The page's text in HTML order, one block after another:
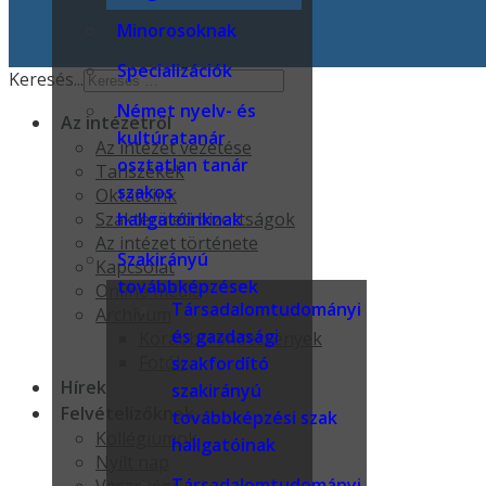
Minorosoknak
Specializációk
Német nyelv- és
kultúratanár
osztatlan tanár
szakos
hallgatóinknak
Szakirányú
továbbképzések
Társadalomtudományi
és gazdasági
szakfordító
szakirányú
továbbképzési szak
hallgatóinak
Keresés...
Az intézetről
Az intézet vezetése
Tanszékek
Oktatóink
Szakterületi bizottságok
Az intézet története
Kapcsolat
Online média
Archívum
Korábbi rendezvények
Fotók
Hírek
Felvételizőknek
Kollégiumok
Nyílt nap